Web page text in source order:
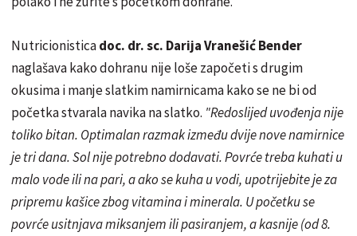
Nutricionisticadoc. dr. sc. Darija Vranešić Bender
naglašava kako dohranu nije loše započeti s drugim
okusima i manje slatkim namirnicama kako se ne bi od
početka stvarala navika na slatko. "Redoslijed uvođenja nije
toliko bitan. Optimalan razmak između dvije nove namirnice
je tri dana. Sol nije potrebno dodavati. Povrće treba kuhati u
malo vode ili na pari, a ako se kuha u vodi, upotrijebite je za
pripremu kašice zbog vitamina i minerala. U početku se
povrće usitnjava miksanjem ili pasiranjem, a kasnije (od 8.